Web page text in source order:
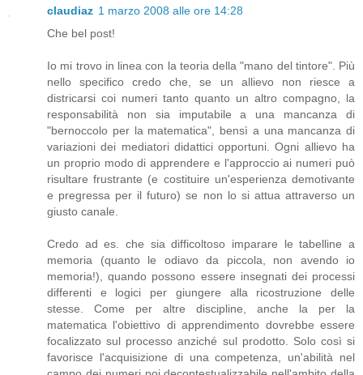
claudiaz 1 marzo 2008 alle ore 14:28
Che bel post!
Io mi trovo in linea con la teoria della "mano del tintore". Più
nello specifico credo che, se un allievo non riesce a
districarsi coi numeri tanto quanto un altro compagno, la
responsabilità non sia imputabile a una mancanza di
"bernoccolo per la matematica", bensì a una mancanza di
variazioni dei mediatori didattici opportuni. Ogni allievo ha
un proprio modo di apprendere e l'approccio ai numeri può
risultare frustrante (e costituire un'esperienza demotivante
e pregressa per il futuro) se non lo si attua attraverso un
giusto canale.
Credo ad es. che sia difficoltoso imparare le tabelline a
memoria (quanto le odiavo da piccola, non avendo io
memoria!), quando possono essere insegnati dei processi
differenti e logici per giungere alla ricostruzione delle
stesse. Come per altre discipline, anche la per la
matematica l'obiettivo di apprendimento dovrebbe essere
focalizzato sul processo anziché sul prodotto. Solo così si
favorisce l'acquisizione di una competenza, un'abilità nel